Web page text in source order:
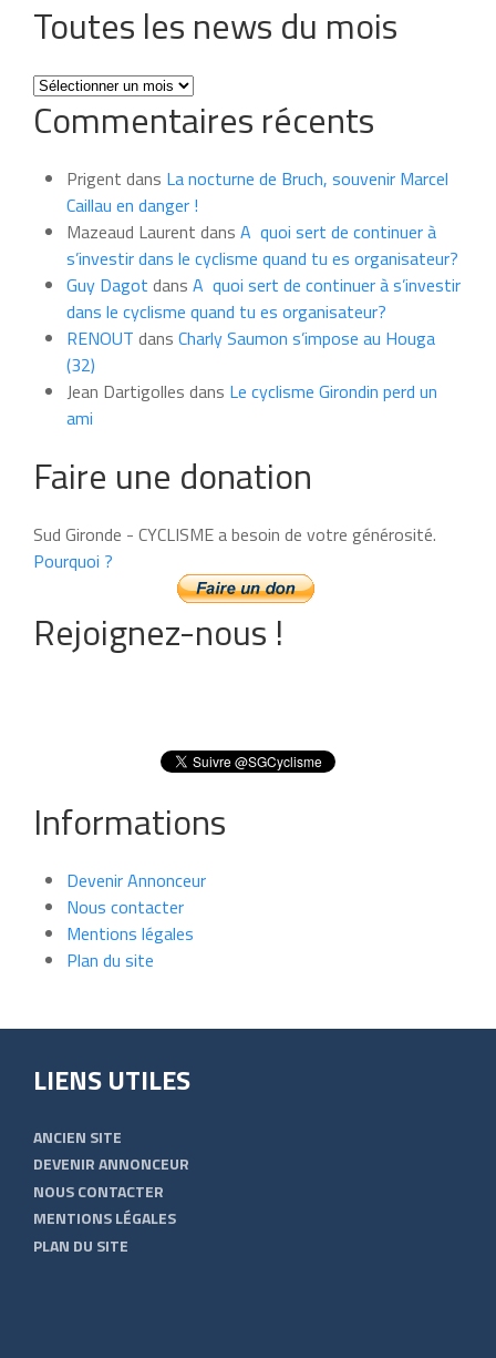
Toutes les news du mois
Toutes
les
news
mois
Commentaires récents
Prigent dans La nocturne de Bruch, souvenir Marcel
Caillau en danger !
Mazeaud Laurent dans A quoi sert de continuer à
s’investir dans le cyclisme quand tu es organisateur?
Guy Dagot dans A quoi sert de continuer à s’investir
dans le cyclisme quand tu es organisateur?
RENOUT dans Charly Saumon s’impose au Houga
(32)
Jean Dartigolles dans Le cyclisme Girondin perd un
ami
Faire une donation
Sud Gironde - CYCLISME a besoin de votre générosité.
Pourquoi ?
Rejoignez-nous !
Informations
Devenir Annonceur
Nous contacter
Mentions légales
Plan du site
LIENS UTILES
ANCIEN SITE
DEVENIR ANNONCEUR
NOUS CONTACTER
MENTIONS LÉGALES
PLAN DU SITE